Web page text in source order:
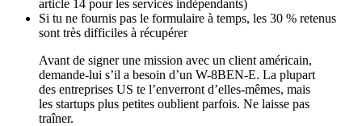
article 14 pour les services indépendants)
Si tu ne fournis pas le formulaire à temps, les 30 % retenus
sont très difficiles à récupérer
Avant de signer une mission avec un client américain,
demande-lui s’il a besoin d’un W-8BEN-E. La plupart
des entreprises US te l’enverront d’elles-mêmes, mais
les startups plus petites oublient parfois. Ne laisse pas
traîner.